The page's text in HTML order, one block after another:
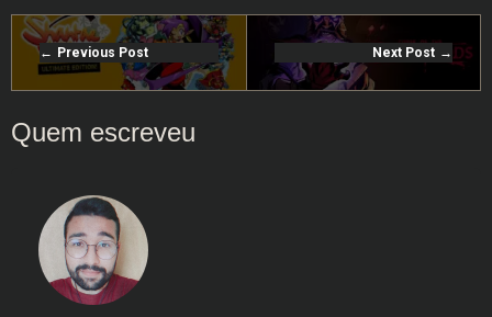
Previous Post Next Post